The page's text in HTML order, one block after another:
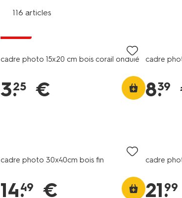
116 articles
cadre photo 15x20 cm bois corail ondulé
3.
25 €
cadre
8.
39
cadre photo 30x40cm bois fin
14.
49 €
cadre
21.
99